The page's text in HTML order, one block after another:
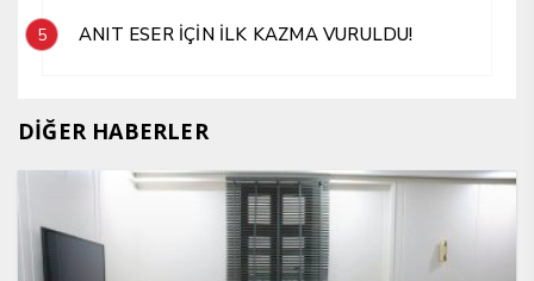
5 ANIT ESER İÇİN İLK KAZMA VURULDU!
DİĞER HABERLER